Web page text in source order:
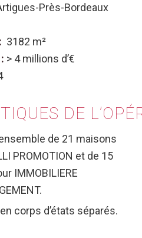
Près-Bordeaux
3182 m²
> 4 millions d’€
DE
de 21 maisons
PROMOTION et de 15
IMMOBILIERE
corps d’états séparés.